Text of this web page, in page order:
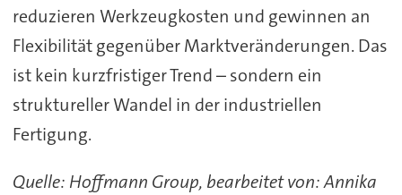
reduzieren Werkzeugkosten und gewinnen an
Flexibilität gegenüber Marktveränderungen. Das
ist kein kurzfristiger Trend – sondern ein
struktureller Wandel in der industriellen
Fertigung.
Quelle: Hoffmann Group, bearbeitet von: Annika